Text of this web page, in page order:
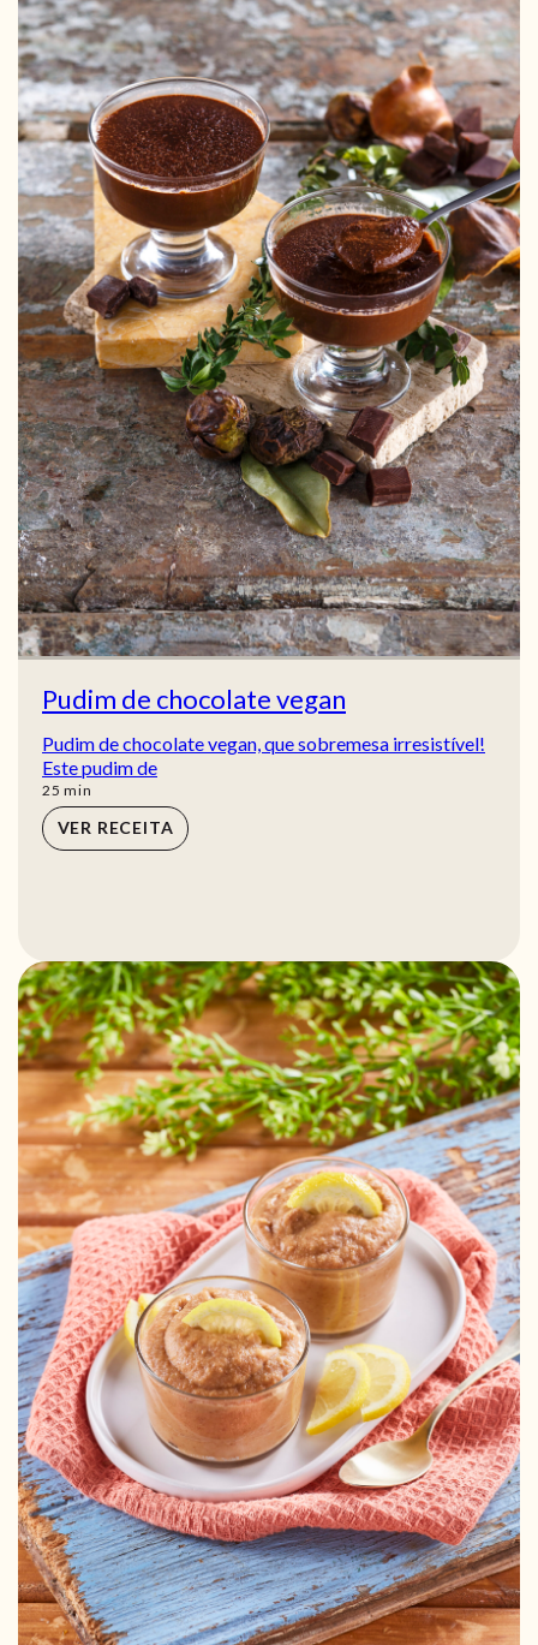
Pudim de chocolate vegan
Pudim de chocolate vegan, que sobremesa irresistível!
Este pudim de
25 min
min
VER RECEITA